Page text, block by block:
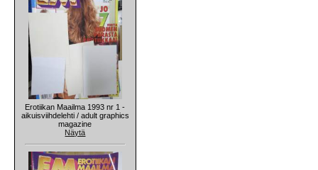
Erotiikan Maailma 1993 nr 1 -
aikuisviihdelehti / adult graphics
magazine
Näytä